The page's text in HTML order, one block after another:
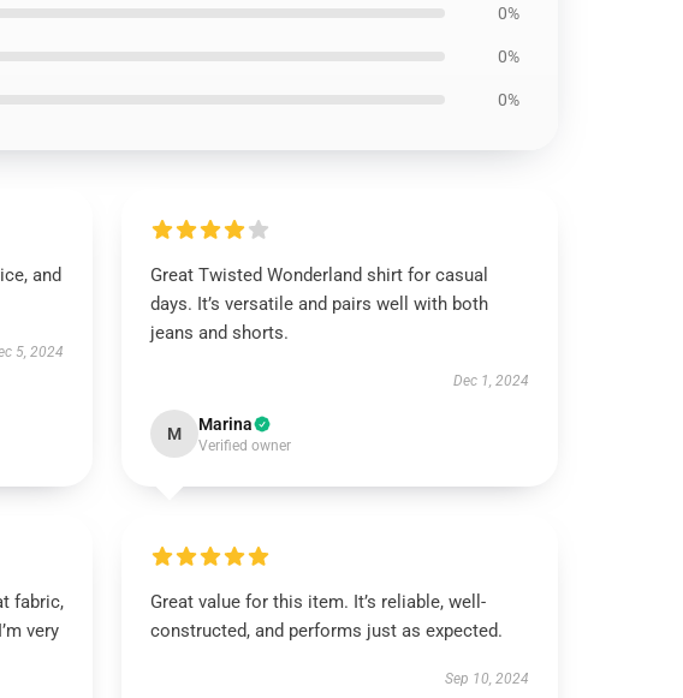
0%
0%
0%
and
5, 2024
Great Twisted Wonderland shirt for casual
days. It’s versatile and pairs well with both
jeans and shorts.
Dec 1, 2024
M Marina
Verified owner
fabric,
very
Great value for this item. It’s reliable, well-
constructed, and performs just as expected.
Sep 10, 2024